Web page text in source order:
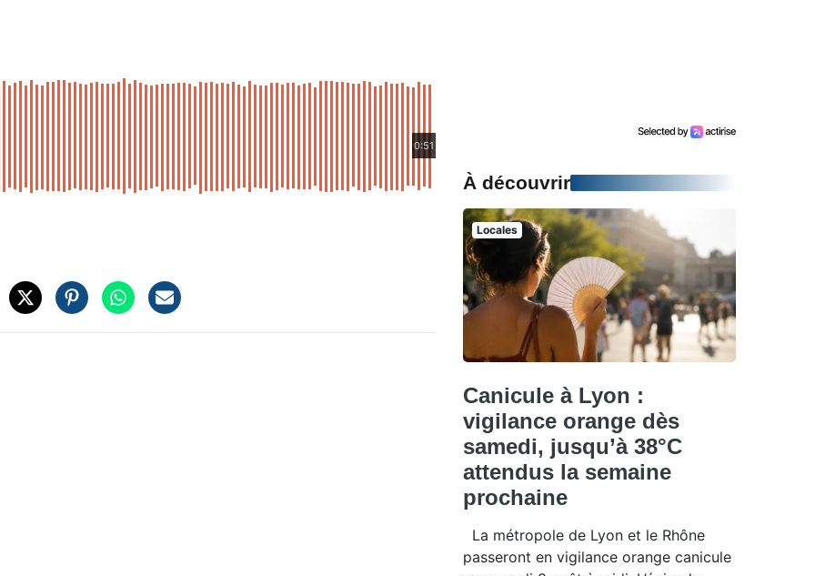
0:51
À découvrir
Locales
Canicule à Lyon :
vigilance orange dès
samedi, jusqu’à 38°C
attendus la semaine
prochaine
La métropole de Lyon et le Rhône
passeront en vigilance orange canicule